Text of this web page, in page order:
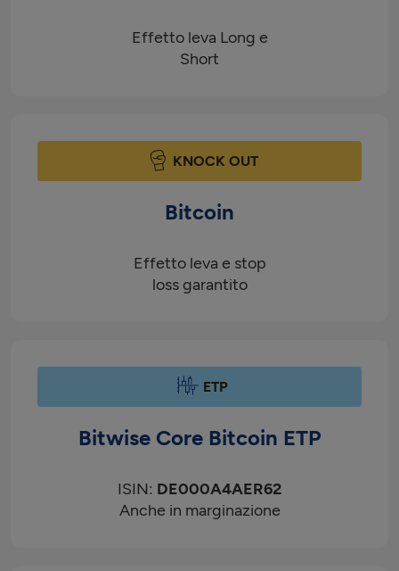
Effetto leva Long e
Short
KNOCK OUT
Bitcoin
Effetto leva e stop
loss garantito
ETP
Bitwise Core Bitcoin ETP
ISIN: DE000A4AER62
Anche in marginazione